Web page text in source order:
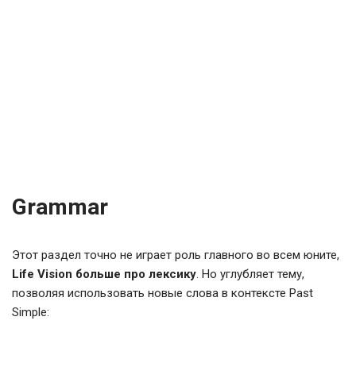
Grammar
Этот раздел точно не играет роль главного во всем юните,
Life Vision больше про лексику. Но углубляет тему,
позволяя использовать новые слова в контексте Past
Simple: